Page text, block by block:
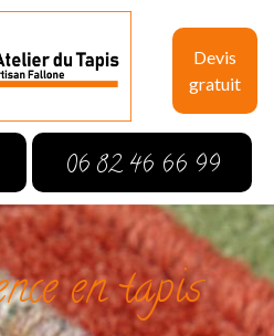
Devis
gratuit
06 82 46 66 99
en tapis